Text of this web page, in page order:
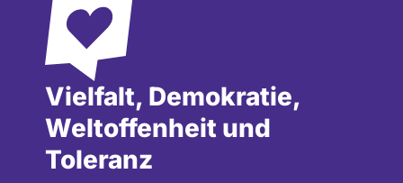
Vielfalt, Demokratie,
Weltoffenheit und
Toleranz